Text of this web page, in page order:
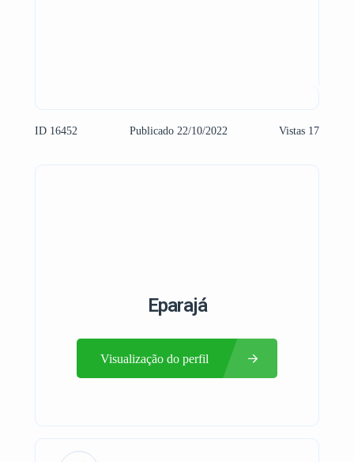
ID 16452 Publicado 22/10/2022 Vistas 17
Eparajá
Visualização do perfil